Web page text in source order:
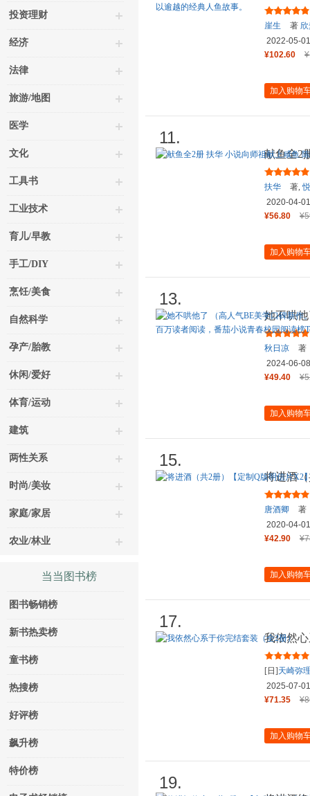
投资理财
经济
法律
旅游/地图
医学
文化
工具书
工业技术
育儿/早教
手工/DIY
烹饪/美食
自然科学
孕产/胎教
休闲/爱好
体育/运动
建筑
两性关系
时尚/美妆
家庭/家居
农业/林业
当当图书榜
图书畅销榜
新书热卖榜
童书榜
热搜榜
好评榜
飙升榜
特价榜
+烫镭射
崖生 著
2022-05-01
¥102.60
加入购物
11.
献鱼全2
宇王影
扶华 著,
2020-04-01
¥56.80
加入购物
13.
她不哄
生代人
秋日凉
著
2024-06-08
¥49.40
加入购物
15.
将进酒
酒卿
唐酒卿
著
2020-04-01
¥42.90
加入购物
17.
我依然
[日]天崎弥
2025-07-01
¥71.35
加入购物
19.